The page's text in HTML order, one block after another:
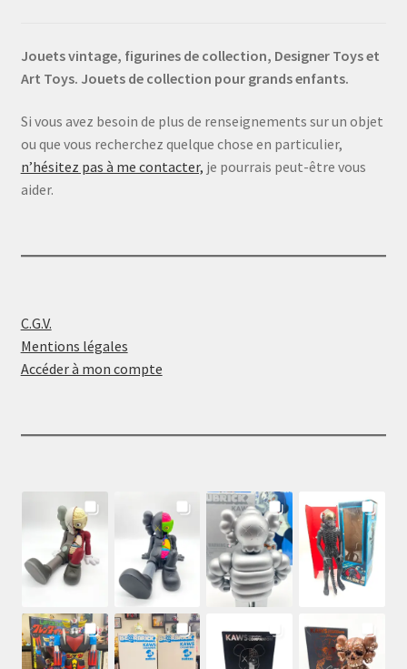
Jouets vintage, figurines de collection, Designer Toys et
Art Toys. Jouets de collection pour grands enfants.
Si vous avez besoin de plus de renseignements sur un objet
ou que vous recherchez quelque chose en particulier,
n’hésitez pas à me contacter, je pourrais peut-être vous
aider.
C.G.V.
Mentions légales
Accéder à mon compte